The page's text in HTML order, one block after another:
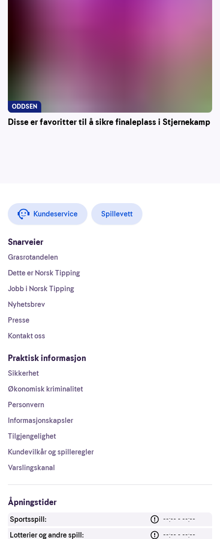
Disse er favoritter til å sikre finaleplass i Stjernekamp
ODDSEN
Kundeservice Spillevett
Snarveier
Grasrotandelen
Dette er Norsk Tipping
Jobb i Norsk Tipping
Nyhetsbrev
Presse
Kontakt oss
Praktisk informasjon
Sikkerhet
Økonomisk kriminalitet
Personvern
Informasjonskapsler
Tilgjengelighet
Kundevilkår og spilleregler
Varslingskanal
Åpningstider
Sportsspill:
--:-- - --:--
Lotterier og andre spill:
--:-- - --:--